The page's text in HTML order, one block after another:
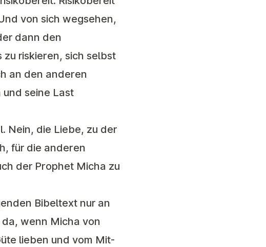
von sich wegsehen,
dann den
riskieren, sich selbst
an den anderen
seine Last
Nein, die Liebe, zu der
für die anderen
der Prophet Micha zu
Bibeltext nur an
wenn Micha von
lieben und vom Mit-